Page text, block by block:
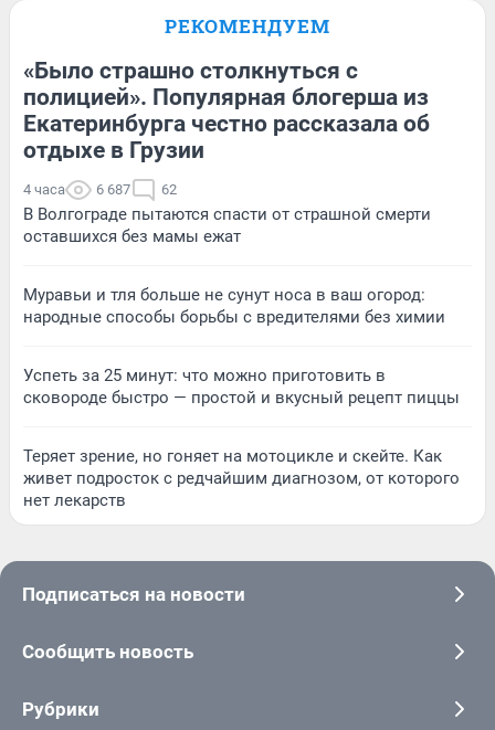
РЕКОМЕНДУЕМ
«Было страшно столкнуться с
полицией». Популярная блогерша из
Екатеринбурга честно рассказала об
отдыхе в Грузии
4 часа 6 687 62
В Волгограде пытаются спасти от страшной смерти
оставшихся без мамы ежат
Муравьи и тля больше не сунут носа в ваш огород:
народные способы борьбы с вредителями без химии
Успеть за 25 минут: что можно приготовить в
сковороде быстро — простой и вкусный рецепт пиццы
Теряет зрение, но гоняет на мотоцикле и скейте. Как
живет подросток с редчайшим диагнозом, от которого
нет лекарств
Подписаться на новости
Сообщить новость
Рубрики